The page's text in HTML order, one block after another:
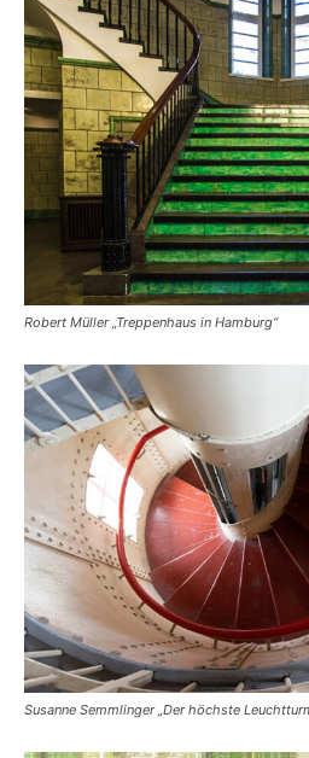
Robert Müller „Treppenhaus in Hamburg“
Susanne Semmlinger „Der höchste